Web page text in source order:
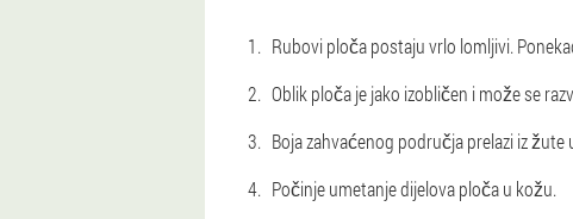
Rubovi ploča postaju vrlo lomljivi.
Oblik ploča je jako izobličen i može se
Boja zahvaćenog područja prelazi iz žute
Počinje umetanje dijelova ploča u kožu.